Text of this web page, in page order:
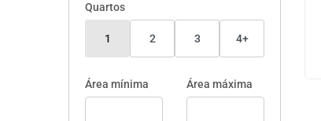
Quartos
1 2 3 4+
Área mínima Área máxima